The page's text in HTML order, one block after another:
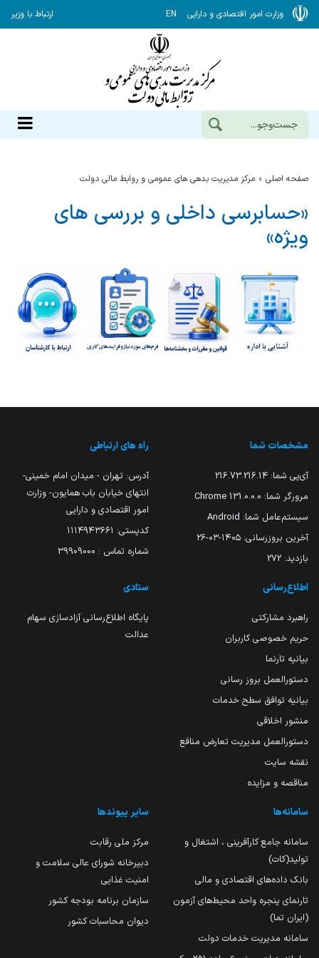
وزارت امور اقتصادی و دارایی EN ارتباط با وزیر
صفحه اصلی مرکز مدیریت بدهی های عمومی و روابط مالی دولت
«حسابرسی داخلی و بررسی های
ویژه»
مشخصات شما
آی‌پی شما: 216.73.216.14
مرورگر شما: 131.0.0.0 Chrome
سیستم‌عامل شما: Android
آخرین بروزرسانی: ۱۴۰۵-۰۳-۲۶
بازدید: 272
راه های ارتباطی
آدرس: تهران - میدان امام خمینی-
انتهای خیابان باب همایون- وزارت
امور اقتصادی و دارایی
کدپستی: ۱۱۱۴۹۴۳۶۶۱
شماره تماس : 39909000
اطلاع‌رسانی
راهبرد مشارکتی
حریم خصوصی کاربران
بیانیه تارنما
دستورالعمل بروز رسانی
بیانیه توافق سطح خدمات
منشور اخلاقی
دستورالعمل مدیریت تعارض منافع
نقشه سایت
مناقصه و مزایده
ستادی
پایگاه اطلاع‌رسانی آزادسازی سهام
عدالت
سامانه‌ها
سامانه جامع کارآفرینی ، اشتغال و
تولید(کات)
بانک داده‌های اقتصادی و مالی
تارنمای پنجره واحد محیط‌های آزمون
(ایران تما)
سامانه مدیریت خدمات دولت
سایر پیوندها
مرکز ملی رقابت
دبیرخانه شورای عالی سلامت و
امنیت غذایی
سازمان برنامه بودجه کشور
دیوان محاسبات کشور